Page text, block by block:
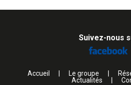
Suivez-nous
Accueil | Le groupe |
Actualités
|